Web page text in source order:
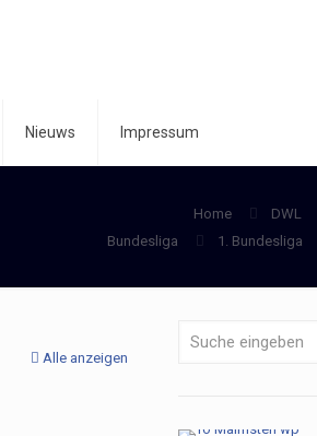
Nieuws Impressum
Home DWL
Bundesliga
1. Bundesliga
Alle anzeigen